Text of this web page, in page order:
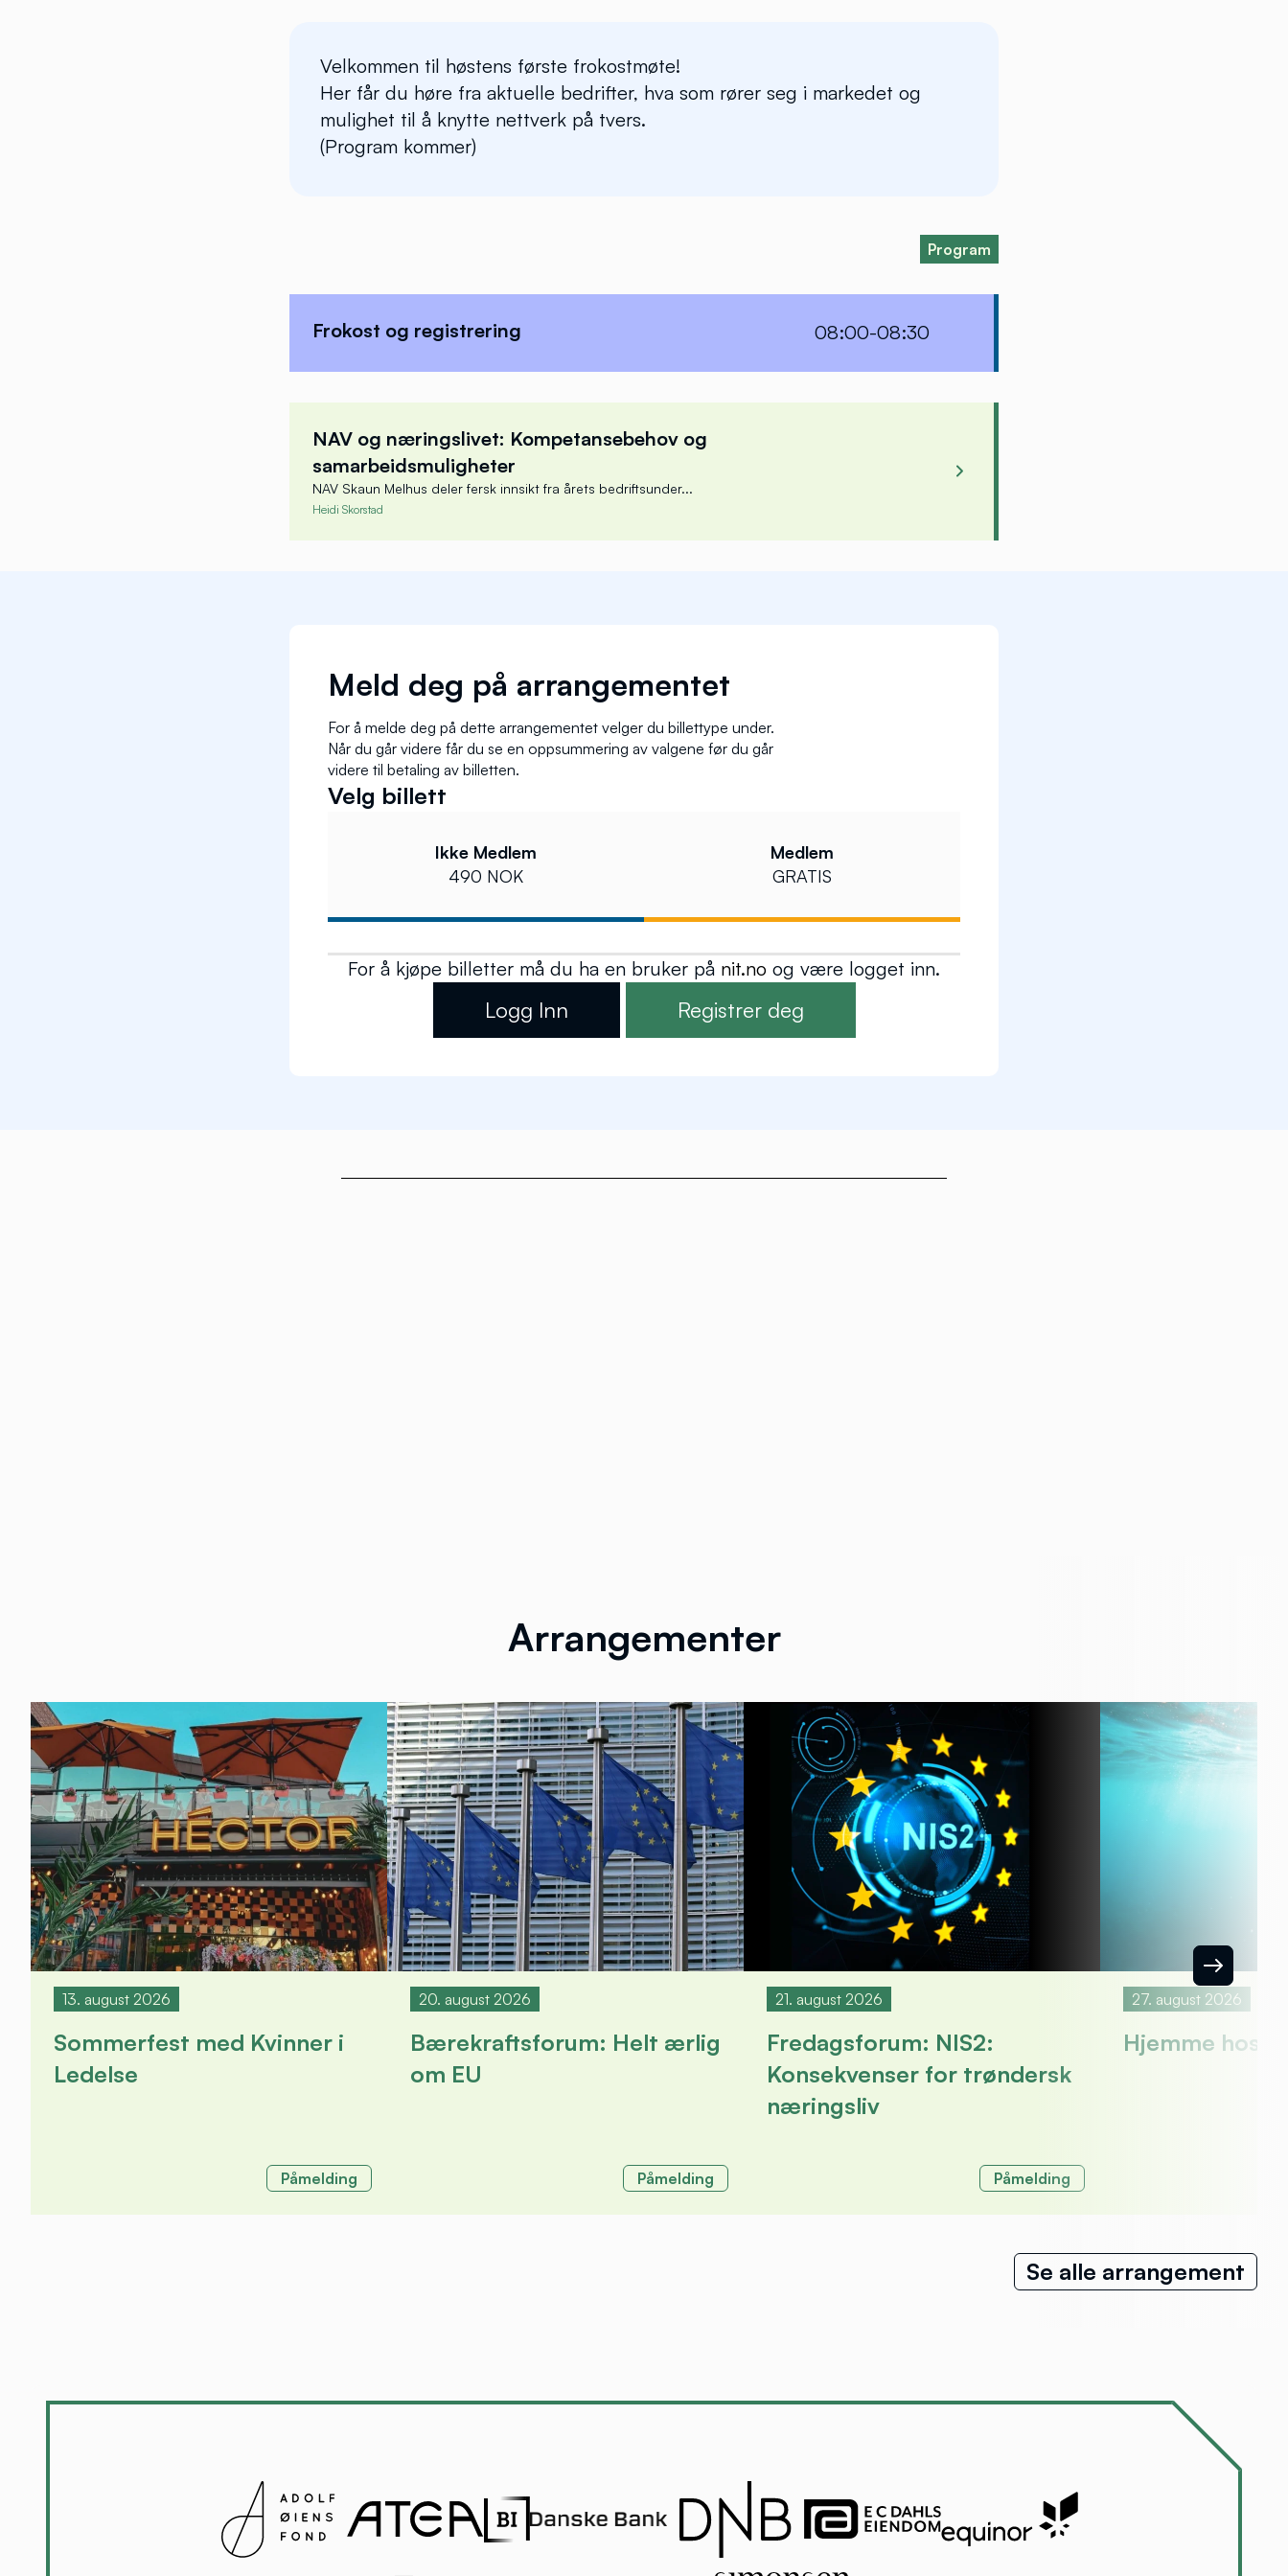
Velkommen til høstens første frokostmøte!
Her får du høre fra aktuelle bedrifter, hva som rører seg i markedet og
mulighet til å knytte nettverk på tvers.
(Program kommer)
Program
Frokost og registrering 08:00-08:30
NAV og næringslivet: Kompetansebehov og
samarbeidsmuligheter
NAV Skaun Melhus deler fersk innsikt fra årets bedriftsunder...
Heidi Skorstad
Meld deg på arrangementet
For å melde deg på dette arrangementet velger du billettype under.
Når du går videre får du se en oppsummering av valgene før du går
videre til betaling av billetten.
Velg billett
Ikke Medlem
490 NOK
Medlem
GRATIS
For å kjøpe billetter må du ha en bruker på nit.no og være logget inn.
Logg Inn Registrer deg
Arrangementer
13. august 2026
Sommerfest med Kvinner i
Ledelse
Påmelding
20. august 2026
Bærekraftsforum: Helt ærlig
om EU
Påmelding
21. august 2026
Fredagsforum: NIS2:
Konsekvenser for trøndersk
næringsliv
Påmelding
27. august 2026
Hjemme hos:
Se alle arrangement